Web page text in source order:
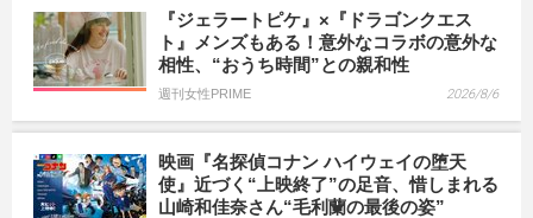
『ジェラートピケ』×『ドラゴンクエス
ト』メンズもある！意外なコラボの意外な
相性、“おうち時間”との親和性
週刊女性PRIME 2026/8/6
映画『名探偵コナン ハイウェイの堕天
使』近づく“上映終了”の足音、惜しまれる
山崎和佳奈さん“毛利蘭の最後の姿”